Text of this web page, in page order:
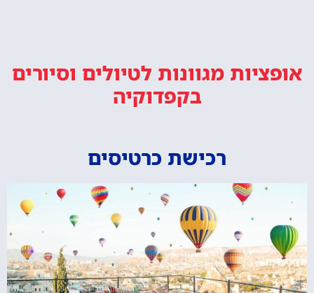
אופציות מגוונות לטיולים וסיורים
בקפדוקיה
רכישת כרטיסים